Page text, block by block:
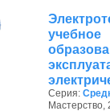
учебное
Серия:
Мастерство,